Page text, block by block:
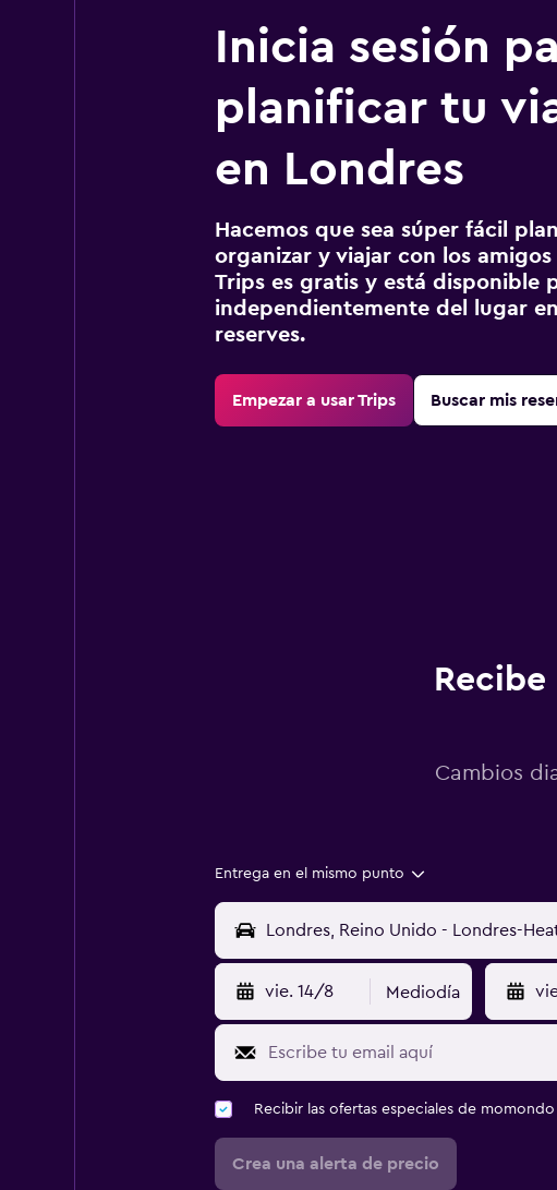
Inicia sesión
planificar tu
en Londres
Hacemos que sea súper fácil
organizar y viajar con los
Trips es gratis y está disponible
independientemente del lugar
reserves.
Empezar a usar Trips Buscar mis
Cambios
Entrega en el mismo punto
vie. 14/8 Mediodía
Recibir las ofertas especiales de momondo
Crea una alerta de precio